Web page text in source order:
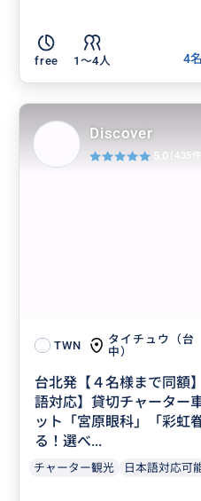
free 1〜4人
4
TWN
タイチュウ（台
中）
台北発【４名様まで同額
語対応】貸切チャーター
ット「宮原眼科」「彩虹
る！選べ...
チャーター観光 日本語対応可
Discover
5.0 (435